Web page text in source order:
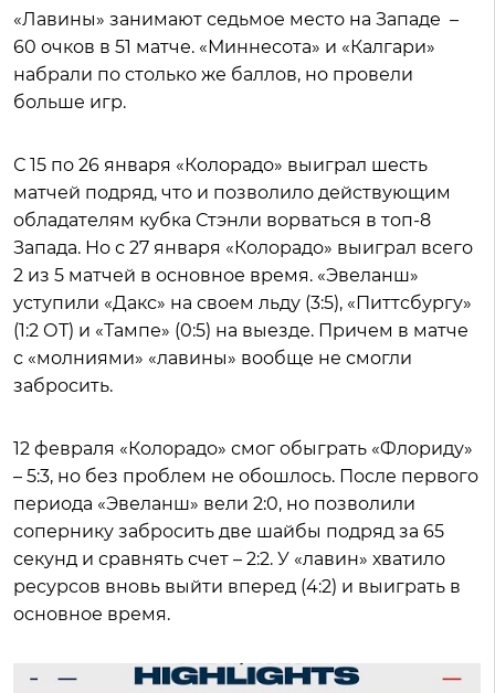
«Лавины» занимают седьмое место на Западе –
60 очков в 51 матче. «Миннесота» и «Калгари»
набрали по столько же баллов, но провели
больше игр.
С 15 по 26 января «Колорадо» выиграл шесть
матчей подряд, что и позволило действующим
обладателям кубка Стэнли ворваться в топ-8
Запада. Но с 27 января «Колорадо» выиграл всего
2 из 5 матчей в основное время. «Эвеланш»
уступили «Дакс» на своем льду (3:5), «Питтсбургу»
(1:2 ОТ) и «Тампе» (0:5) на выезде. Причем в матче
с «молниями» «лавины» вообще не смогли
забросить.
12 февраля «Колорадо» смог обыграть «Флориду»
– 5:3, но без проблем не обошлось. После первого
периода «Эвеланш» вели 2:0, но позволили
сопернику забросить две шайбы подряд за 65
секунд и сравнять счет – 2:2. У «лавин» хватило
ресурсов вновь выйти вперед (4:2) и выиграть в
основное время.